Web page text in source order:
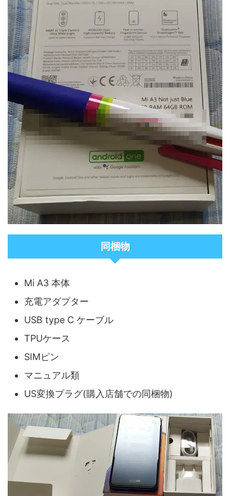
同梱物
Mi A3 本体
充電アダプター
USB type C ケーブル
TPUケース
SIMピン
マニュアル類
US変換プラグ(購入店舗での同梱物)